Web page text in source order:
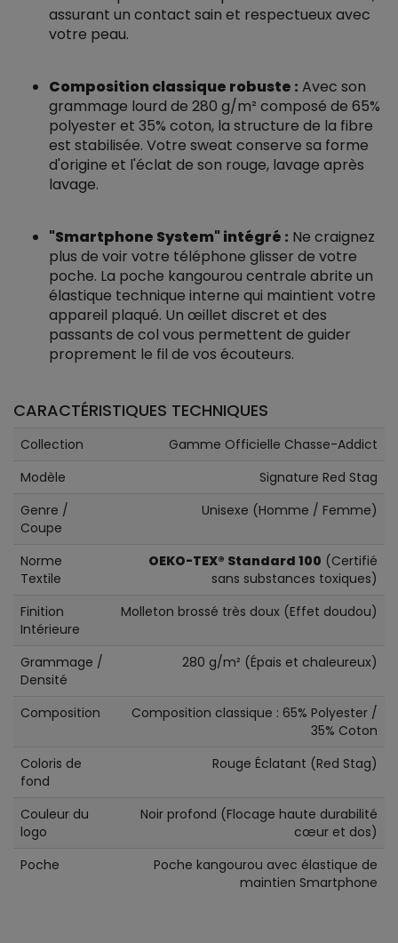
assurant un contact sain et respectueux avec
votre peau.
Composition classique robuste : Avec son
grammage lourd de 280 g/m² composé de 65%
polyester et 35% coton, la structure de la fibre
est stabilisée. Votre sweat conserve sa forme
d'origine et l'éclat de son rouge, lavage après
lavage.
"Smartphone System" intégré : Ne craignez
plus de voir votre téléphone glisser de votre
poche. La poche kangourou centrale abrite un
élastique technique interne qui maintient votre
appareil plaqué. Un œillet discret et des
passants de col vous permettent de guider
proprement le fil de vos écouteurs.
CARACTÉRISTIQUES TECHNIQUES
Collection
Gamme Officielle Chasse-Addict
Modèle
Signature Red Stag
Genre /
Coupe
Unisexe (Homme / Femme)
Norme
Textile
OEKO-TEX® Standard 100 (Certifié
sans substances toxiques)
Finition
Intérieure
Molleton brossé très doux (Effet doudou)
Grammage /
Densité
280 g/m² (Épais et chaleureux)
Composition
Composition classique : 65% Polyester /
35% Coton
Coloris de
fond
Rouge Éclatant (Red Stag)
Couleur du
logo
Noir profond (Flocage haute durabilité
cœur et dos)
Poche
Poche kangourou avec élastique de
maintien Smartphone